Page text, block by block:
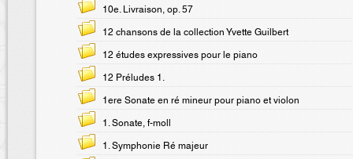
10e. Livraison, op. 57
12 chansons de la collection Yvette Guilbert
12 études expressives pour le piano
12 Préludes 1.
1ere Sonate en ré mineur pour piano et violon
1. Sonate, f-moll
1. Symphonie Ré majeur